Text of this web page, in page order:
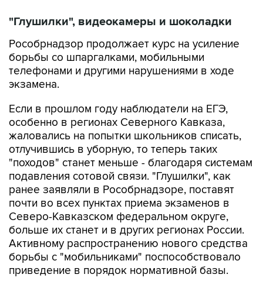
"Глушилки", видеокамеры и шоколадки
Рособрнадзор продолжает курс на усиление
борьбы со шпаргалками, мобильными
телефонами и другими нарушениями в ходе
экзамена.
Если в прошлом году наблюдатели на ЕГЭ,
особенно в регионах Северного Кавказа,
жаловались на попытки школьников списать,
отлучившись в уборную, то теперь таких
"походов" станет меньше - благодаря системам
подавления сотовой связи. "Глушилки", как
ранее заявляли в Рособрнадзоре, поставят
почти во всех пунктах приема экзаменов в
Северо-Кавказском федеральном округе,
больше их станет и в других регионах России.
Активному распространению нового средства
борьбы с "мобильниками" поспособствовало
приведение в порядок нормативной базы.